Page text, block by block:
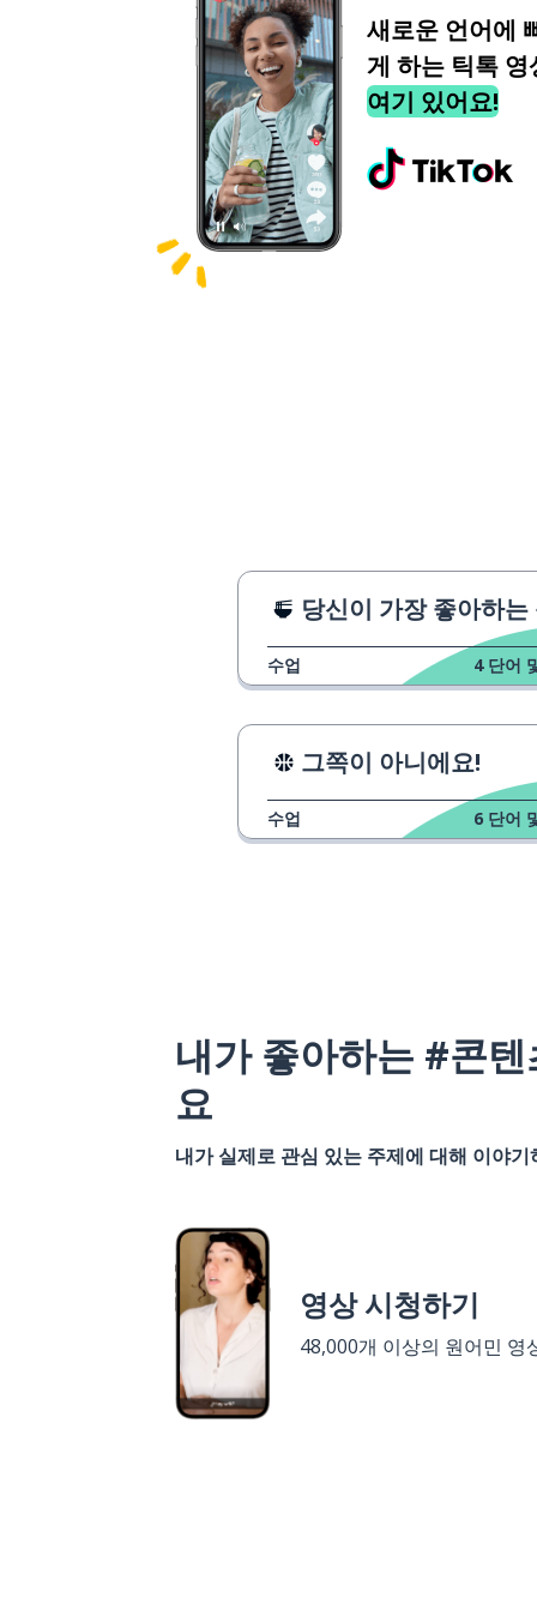
새로운 언어에
게 하는 틱톡 영
여기 있어요!
당신이 가장 좋아하는 음료는 무엇인
수업 4 단어
그쪽이 아니에요!
수업 6 단어
내가 좋아하는 #콘
요
내가 실제로 관심 있는 주제에 대해 이야
영상 시청하기
48,000개 이상의 원어민 영